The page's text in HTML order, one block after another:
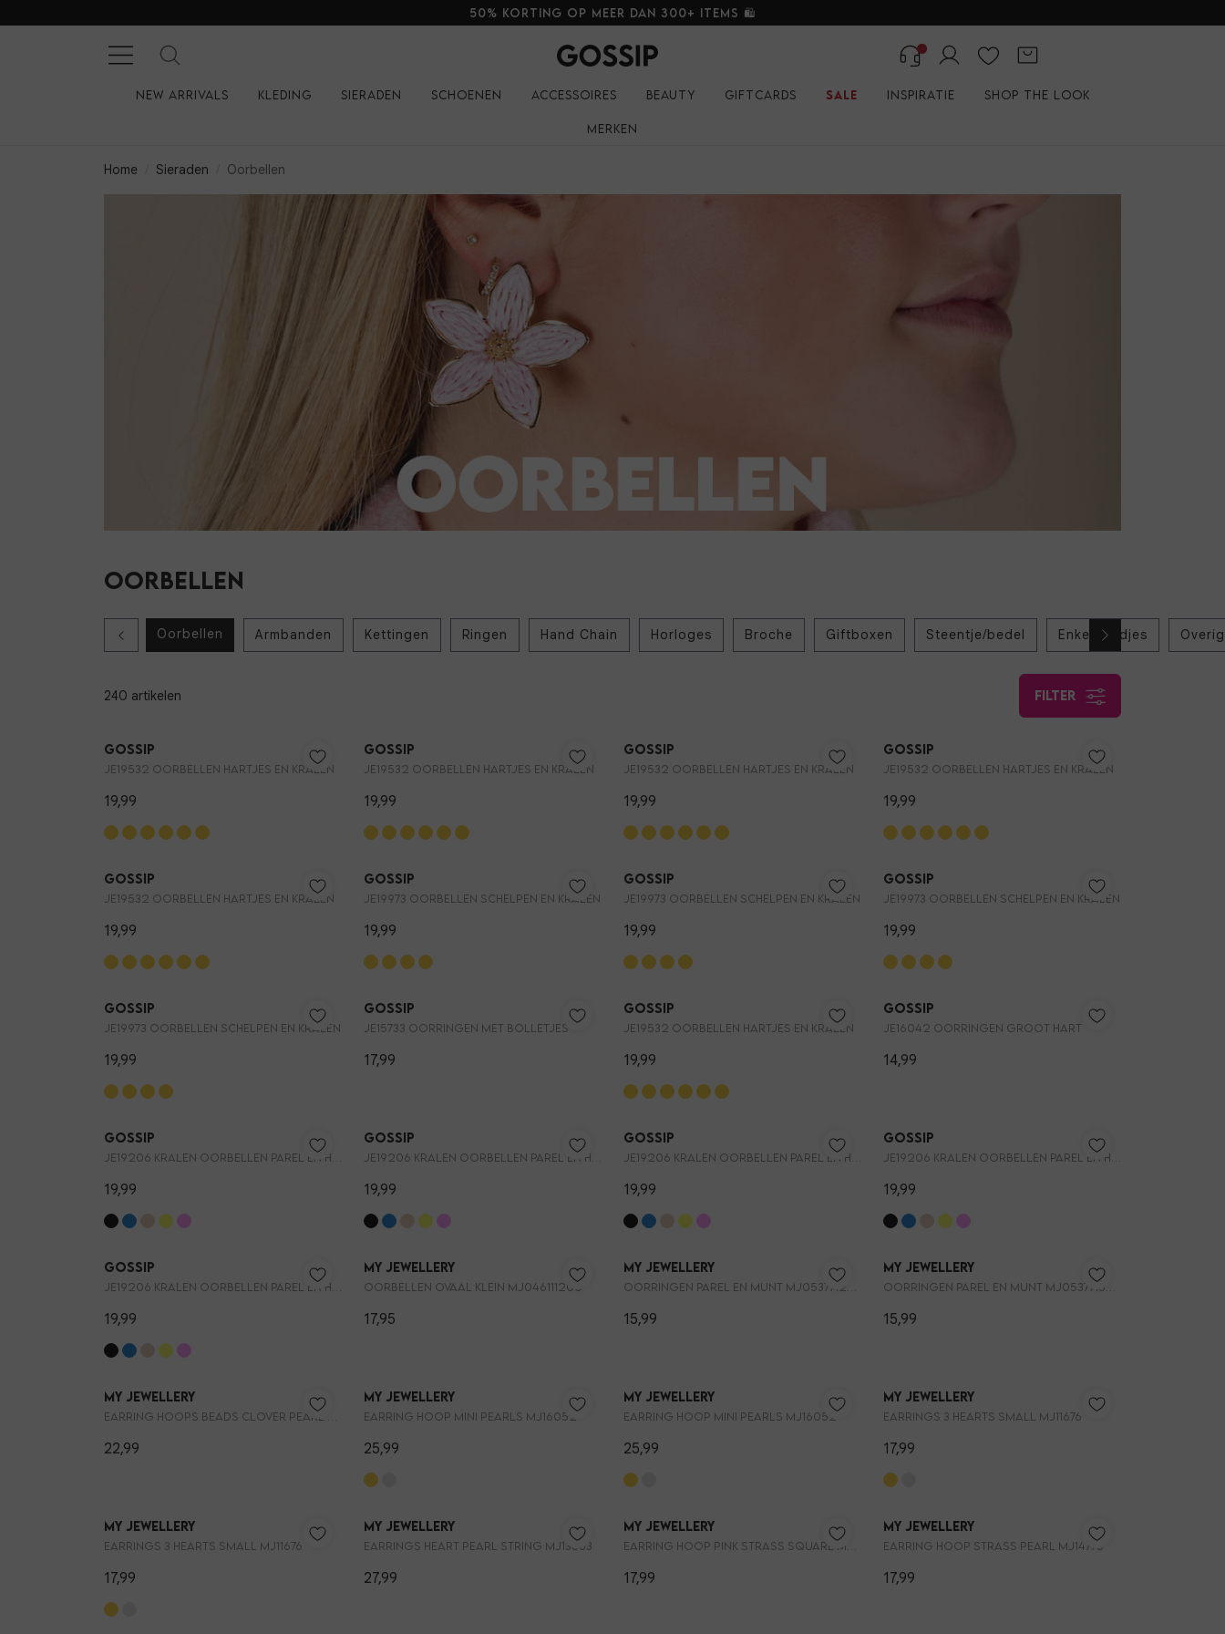
50% korting op meer dan 300+ items 🛍️
New arrivals Kleding Sieraden Schoenen Accessoires Beauty Giftcards Sale Inspiratie Shop the look
Merken
Home Sieraden Oorbellen
OORBELLEN
Oorbellen Armbanden Kettingen Ringen Hand Chain Horloges Broche Giftboxen Steentje/bedel Enkelbandjes
240 artikelen filter
Gossip
JE19532 OORBELLEN HARTJES EN KRALEN
19,99
Gossip
JE19532 OORBELLEN HARTJES EN KRALEN
19,99
Gossip
JE19532 OORBELLEN HARTJES EN KRALEN
19,99
Gossip
JE19532 OORBELLEN HARTJES EN KRALEN
19,99
Gossip
JE19532 OORBELLEN HARTJES EN KRALEN
19,99
Gossip
JE19973 OORBELLEN SCHELPEN EN KRALEN
19,99
Gossip
JE19973 OORBELLEN SCHELPEN EN KRALEN
19,99
Gossip
JE19973 OORBELLEN SCHELPEN EN KRALEN
19,99
Gossip
JE19973 OORBELLEN SCHELPEN EN KRALEN
19,99
Gossip
JE15733 OORRINGEN MET BOLLETJES
17,99
Gossip
JE19532 OORBELLEN HARTJES EN KRALEN
19,99
Gossip
JE16042 OORRINGEN GROOT HART
14,99
Gossip
19,99
Gossip
19,99
Gossip
19,99
Gossip
19,99
Gossip
19,99
My Jewellery
Oorbellen ovaal klein MJ046111200
17,95
My Jewellery
15,99
My Jewellery
15,99
My Jewellery
22,99
My Jewellery
Earring hoop mini pearls MJ16052
25,99
My Jewellery
Earring hoop mini pearls MJ16052
25,99
My Jewellery
Earrings 3 hearts small MJ11676
17,99
My Jewellery
Earrings 3 hearts small MJ11676
17,99
My Jewellery
Earrings heart pearl string MJ13663
27,99
My Jewellery
17,99
My Jewellery
Earring hoop strass pearl MJ14775
17,99